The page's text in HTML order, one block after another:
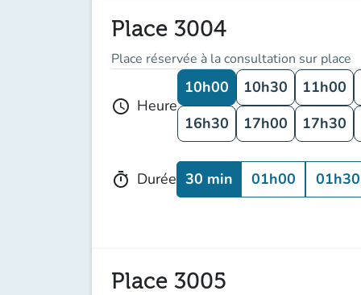
Place 3004
Place réservée à la consultation sur place
schedule Heure
10h00 10h30 11h00
16h30
17h00 17h30
timer Durée 30 min 01h00 01h30
Place 3005